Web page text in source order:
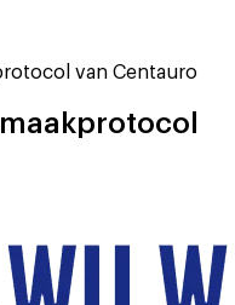
van Centauro